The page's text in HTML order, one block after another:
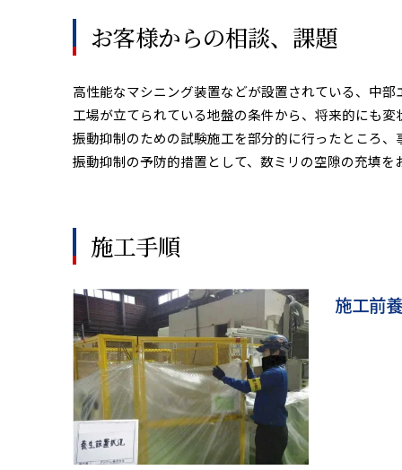
お客様からの相談、課題
高性能なマシニング装置などが設置されている、中
工場が立てられている地盤の条件から、将来的にも
振動抑制のための試験施工を部分的に行ったところ
振動抑制の予防的措置として、数ミリの空隙の充填を
施工手順
施工前